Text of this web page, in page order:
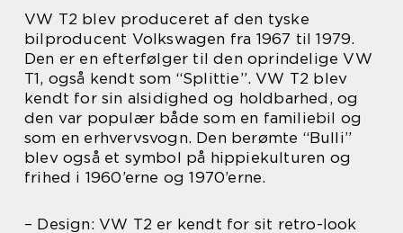
VW T2 blev produceret af den tyske
bilproducent Volkswagen fra 1967 til 1979.
Den er en efterfølger til den oprindelige VW
T1, også kendt som “Splittie”. VW T2 blev
kendt for sin alsidighed og holdbarhed, og
den var populær både som en familiebil og
som en erhvervsvogn. Den berømte “Bulli”
blev også et symbol på hippiekulturen og
frihed i 1960’erne og 1970’erne.
– Design: VW T2 er kendt for sit retro-look